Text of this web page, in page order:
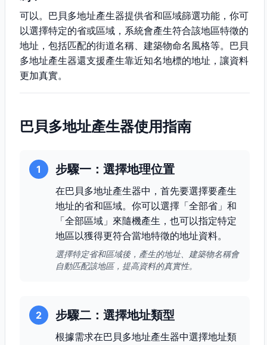
可以。巴貝多地址產生器提供省和區域篩選功能，你可
以選擇特定的省或區域，系統會產生符合該地區特徵的
地址，包括匹配的街道名稱、建築物命名風格等。巴貝
多地址產生器還支援產生靠近知名地標的地址，讓資料
更加真實。
巴貝多地址產生器使用指南
1 步驟一：選擇地理位置
在巴貝多地址產生器中，首先要選擇要產生
地址的省和區域。你可以選擇「全部省」和
「全部區域」來隨機產生，也可以指定特定
地區以獲得更符合當地特徵的地址資料。
選擇特定省和區域後，產生的地址、建築物名稱會
自動匹配該地區，提高資料的真實性。
2 步驟二：選擇地址類型
根據需求在巴貝多地址產生器中選擇地址類